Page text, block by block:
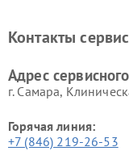
Electric
Контакты
Адрес
г. Самара,
Горячая линия:
+7 (846) 219-26-53